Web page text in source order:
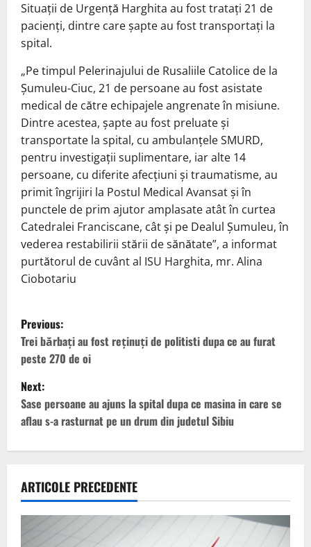
Situaţii de Urgenţă Harghita au fost trataţi 21 de
pacienţi, dintre care şapte au fost transportaţi la
spital.
„Pe timpul Pelerinajului de Rusaliile Catolice de la
Şumuleu-Ciuc, 21 de persoane au fost asistate
medical de către echipajele angrenate în misiune.
Dintre acestea, şapte au fost preluate şi
transportate la spital, cu ambulanţele SMURD,
pentru investigaţii suplimentare, iar alte 14
persoane, cu diferite afecţiuni şi traumatisme, au
primit îngrijiri la Postul Medical Avansat şi în
punctele de prim ajutor amplasate atât în curtea
Catedralei Franciscane, cât şi pe Dealul Şumuleu, în
vederea restabilirii stării de sănătate”, a informat
purtătorul de cuvânt al ISU Harghita, mr. Alina
Ciobotariu
P
o
s
t
n
v
i
Previous:
Trei bărbaţi au fost reţinuţi de politisti dupa ce au furat
peste 270 de oi
Next:
Sase persoane au ajuns la spital dupa ce masina in care se
aflau s-a rasturnat pe un drum din judetul Sibiu
ARTICOLE PRECEDENTE